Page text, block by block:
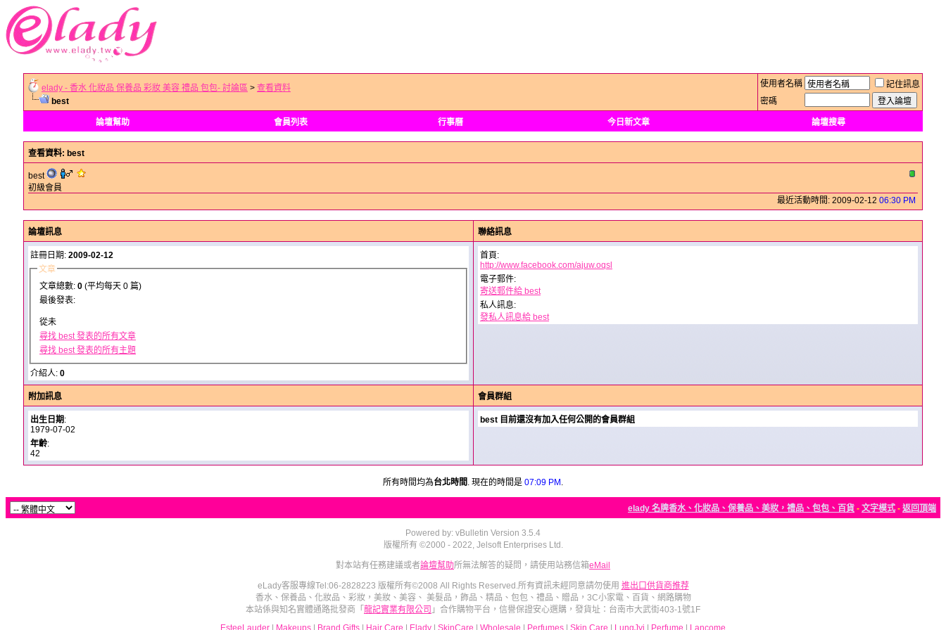
elady - 香水 化妝品 保養品 彩妝 美容 禮品 包包- 討論區 > 查看資料
best
使用者名稱
記住訊息
密碼
論壇幫助 會員列表 行事曆 今日新文章 論壇搜尋
查看資料: best
best
初級會員
最近活動時間: 2009-02-12 06:30 PM
論壇訊息 聯絡訊息
註冊日期: 2009-02-12
文章
文章總數: 0 (平均每天 0 篇)
最後發表:
從未
尋找 best 發表的所有文章
尋找 best 發表的所有主題
介紹人: 0
首頁:
http://www.facebook.com/ajuw.oqsl
電子郵件:
寄送郵件給 best
私人訊息:
發私人訊息給 best
附加訊息 會員群組
出生日期:
1979-07-02
年齡:
42
best 目前還沒有加入任何公開的會員群組
所有時間均為台北時間 . 現在的時間是 07:09 PM .
elady 名牌香水、化妝品、保養品、美妝，禮品、包包、百貨 - 文字模式 - 返回頂端
Powered by: vBulletin Version 3.5.4
版權所有 ©2000 - 2022, Jelsoft Enterprises Ltd.
對本站有任務建議或者論壇幫助所無法解答的疑問，請使用站務信箱eMail
eLady客服專線Tel:06-2828223 版權所有©2008 All Rights Reserved.所有資訊未經同意請勿使用 進出口供貨商推荐
香水、保養品、化妝品、彩妝，美妝、美容、 美髮品，飾品、精品、包包、禮品、贈品，3C小家電、百貨、網路購物
本站係與知名實體通路批發商「 龍記實業有限公司 」合作購物平台，信譽保證安心選購，發貨址：台南市大武街403-1號1F
EsteeLauder
Makeups Brand Gifts Hair Care Elady SkinCare Wholesale Perfumes Skin Care LungJyi Perfume Lancome